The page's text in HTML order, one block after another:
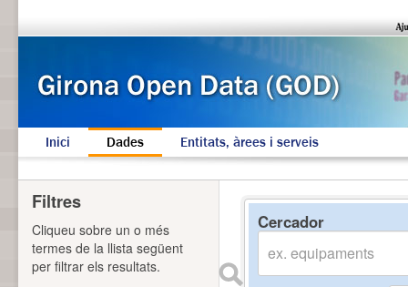
Inici Dades Entitats, àrees i serveis
Cercador
Filtres
Cliqueu sobre un o més
termes de la llista següent
per filtrar els resultats.